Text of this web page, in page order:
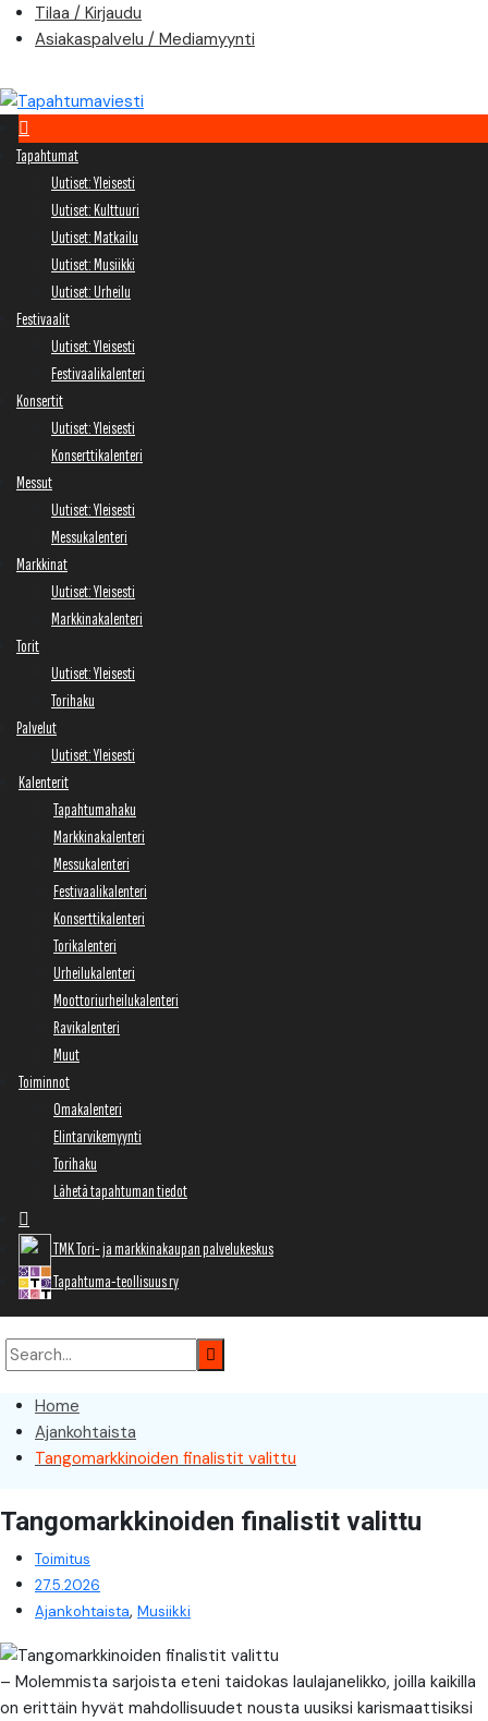
Skip
Tilaa / Kirjaudu
Asiakaspalvelu / Mediamyynti
Tapahtumat
Uutiset: Yleisesti
Uutiset: Kulttuuri
Uutiset: Matkailu
Uutiset: Musiikki
Uutiset: Urheilu
Festivaalit
Uutiset: Yleisesti
Festivaalikalenteri
Konsertit
Uutiset: Yleisesti
Konserttikalenteri
Messut
Uutiset: Yleisesti
Messukalenteri
Markkinat
Uutiset: Yleisesti
Markkinakalenteri
Torit
Uutiset: Yleisesti
Torihaku
Palvelut
Uutiset: Yleisesti
Kalenterit
Tapahtumahaku
Markkinakalenteri
Messukalenteri
Festivaalikalenteri
Konserttikalenteri
Torikalenteri
Urheilukalenteri
Moottoriurheilukalenteri
Ravikalenteri
Muut
Toiminnot
Omakalenteri
Elintarvikemyynti
Torihaku
Lähetä tapahtuman tiedot
TMK Tori- ja markkinakaupan palvelukeskus
Tapahtuma-teollisuus ry
Home
Ajankohtaista
Tangomarkkinoiden finalistit valittu
Tangomarkkinoiden finalistit valittu
Toimitus
27.5.2026
Ajankohtaista, Musiikki
– Molemmista sarjoista eteni taidokas laulajanelikko, joilla kaikilla
on erittäin hyvät mahdollisuudet nousta uusiksi karismaattisiksi